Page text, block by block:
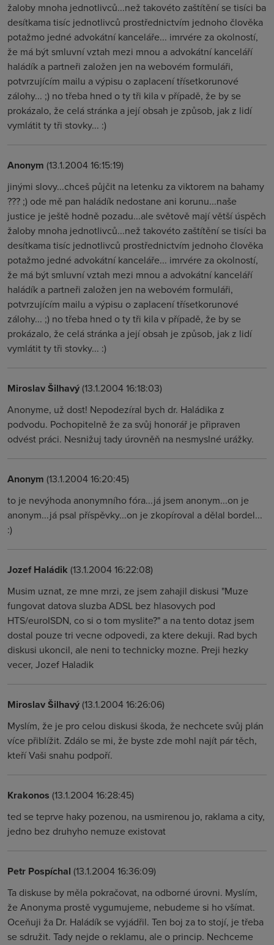
žaloby mnoha jednotlivců...než takovéto zaštítění se tisíci ba
desítkama tisíc jednotlivců prostřednictvím jednoho člověka
potažmo jedné advokátní kanceláře... imrvére za okolností,
že má být smluvní vztah mezi mnou a advokátní kanceláří
haládík a partneři založen jen na webovém formuláři,
potvrzujícím mailu a výpisu o zaplacení třísetkorunové
zálohy... ;) no třeba hned o ty tři kila v případě, že by se
prokázalo, že celá stránka a její obsah je způsob, jak z lidí
vymlátit ty tři stovky... :)
Anonym (13.1.2004 16:15:19)
jinými slovy...chceš půjčit na letenku za viktorem na bahamy
??? ;) ode mě pan haládík nedostane ani korunu...naše
justice je ještě hodně pozadu...ale světově mají větší úspěch
žaloby mnoha jednotlivců...než takovéto zaštítění se tisíci ba
desítkama tisíc jednotlivců prostřednictvím jednoho člověka
potažmo jedné advokátní kanceláře... imrvére za okolností,
že má být smluvní vztah mezi mnou a advokátní kanceláří
haládík a partneři založen jen na webovém formuláři,
potvrzujícím mailu a výpisu o zaplacení třísetkorunové
zálohy... ;) no třeba hned o ty tři kila v případě, že by se
prokázalo, že celá stránka a její obsah je způsob, jak z lidí
vymlátit ty tři stovky... :)
Miroslav Šilhavý(13.1.2004 16:18:03)
Anonyme, už dost! Nepodezíral bych dr. Haládika z
podvodu. Pochopitelně že za svůj honorář je připraven
odvést práci. Nesnižuj tady úrovněň na nesmyslné urážky.
Anonym (13.1.2004 16:20:45)
to je nevýhoda anonymního fóra...já jsem anonym...on je
anonym...já psal příspěvky...on je zkopíroval a dělal bordel...
:)
Jozef Haládik (13.1.2004 16:22:08)
Musim uznat, ze mne mrzi, ze jsem zahajil diskusi "Muze
fungovat datova sluzba ADSL bez hlasovych pod
HTS/euroISDN, co si o tom myslite?" a na tento dotaz jsem
dostal pouze tri vecne odpovedi, za ktere dekuji. Rad bych
diskusi ukoncil, ale neni to technicky mozne. Preji hezky
vecer, Jozef Haladik
Miroslav Šilhavý(13.1.2004 16:26:06)
Myslím, že je pro celou diskusi škoda, že nechcete svůj plán
více přiblížit. Zdálo se mi, že byste zde mohl najít pár těch,
kteří Vaši snahu podpoří.
Krakonos (13.1.2004 16:28:45)
ted se teprve haky pozenou, na usmirenou jo, raklama a city,
jedno bez druhyho nemuze existovat
Petr Pospíchal (13.1.2004 16:36:09)
Ta diskuse by měla pokračovat, na odborné úrovni. Myslím,
že Anonyma prostě vygumujeme, nebudeme si ho všímat.
Oceňuji ža Dr. Haládík se vyjádřil. Ten boj za to stojí, je třeba
se sdružit. Tady nejde o reklamu, ale o princip. Nechceme